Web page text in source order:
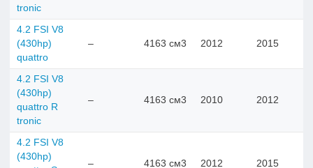
tronic
4.2 FSI V8
(430hp)
quattro
– 4163 см3 2012 2015
4.2 FSI V8
(430hp)
quattro R
tronic
– 4163 см3 2010 2012
4.2 FSI V8
(430hp)
– 4163 см3 2012 2015